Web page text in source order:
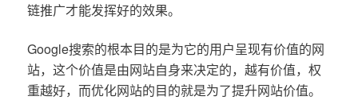
链推广才能发挥好的效果。
Google搜索的根本目的是为它的用户呈现有价值的网
站，这个价值是由网站自身来决定的，越有价值，权
重越好，而优化网站的目的就是为了提升网站价值。